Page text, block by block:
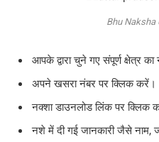
Bhu Naksha
आपके द्वारा चुने गए संपूर्ण क्षेत्र
अपने खसरा नंबर पर क्लिक करें।
नक्शा डाउनलोड लिंक पर क्लिक
नशे में दी गई जानकारी जैसे नाम,